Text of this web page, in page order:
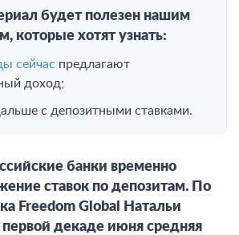
будет полезен нашим
которые хотят узнать:
сейчас предлагают
доход;
с депозитными ставками.
банки временно
ставок по депозитам. По
Freedom Global Натальи
декаде июня средняя